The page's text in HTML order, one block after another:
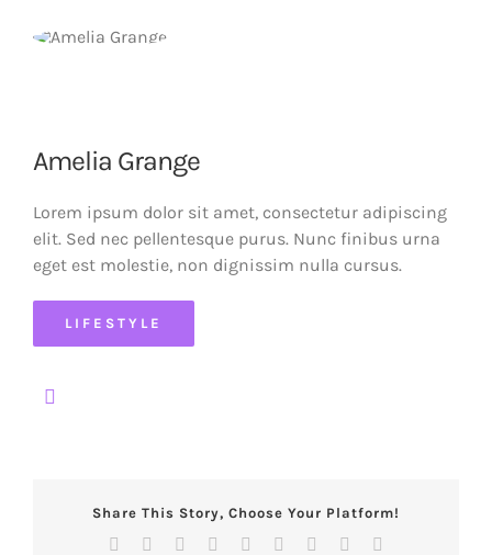
Amelia Grange
Lorem ipsum dolor sit amet, consectetur adipiscing
elit. Sed nec pellentesque purus. Nunc finibus urna
eget est molestie, non dignissim nulla cursus.
LIFESTYLE
Share This Story, Choose Your Platform!
Facebook Reddit LinkedInWhatsApp
TumblrPinterest